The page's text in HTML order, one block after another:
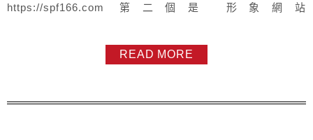
https://spf166.com 第二個是 形象網站
https://www.facebook.com/sinopac168/ 若是擔心我不是我
, 我不是杜昭逸 或 我不是永豐金證券杜昭逸等 我可以理解
READ MORE